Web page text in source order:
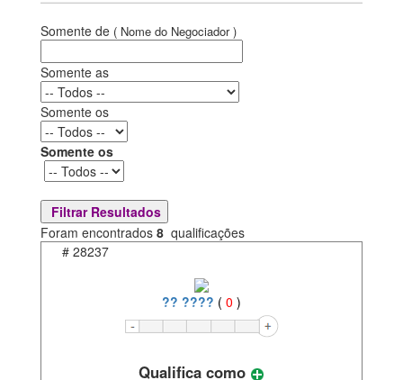
Somente de ( Nome do Negociador )
Somente as
Somente os
Somente os
Foram encontrados 8 qualificações
# 28237
?? ???? ( 0 )
Qualifica como